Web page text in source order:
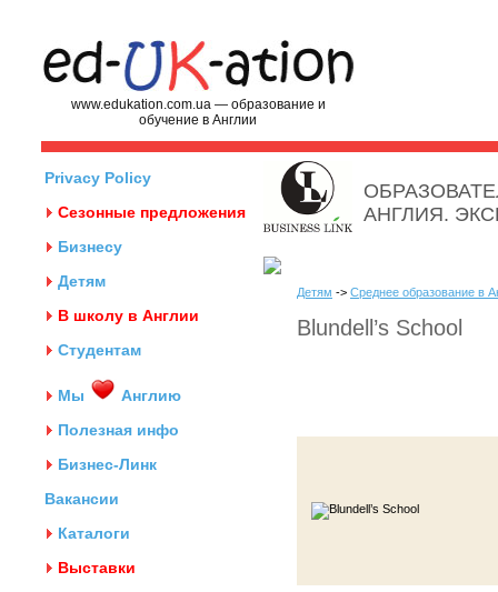
www.edukation.com.ua — образование и
обучение в Англии
Privacy Policy
Сезонные предложения
Бизнесу
Детям
В школу в Англии
Студентам
Мы
Англию
Полезная инфо
Бизнес-Линк
Вакансии
Каталоги
Выставки
АНГЛИЯ.
Детям -> Среднее образование в
Blundell’s School